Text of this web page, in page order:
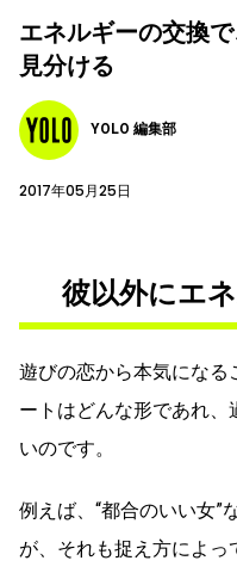
エネルギーの交換
見分ける
YOLO 編集部
2017年05月25日
彼以外にエ
遊びの恋から本気になる
ートはどんな形であれ
いのです。
例えば、“都合のいい女”
が、それも捉え方によ